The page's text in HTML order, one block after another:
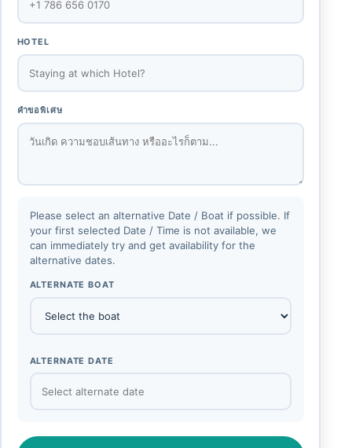
HOTEL
คำขอพิเศษ
Please select an alternative Date / Boat if possible. If
your first selected Date / Time is not available, we
can immediately try and get availability for the
alternative dates.
ALTERNATE BOAT
ALTERNATE DATE